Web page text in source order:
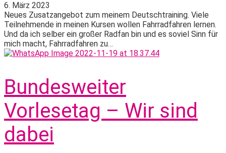
6. März 2023
Neues Zusatzangebot zum meinem Deutschtraining. Viele
Teilnehmende in meinen Kursen wollen Fahrradfahren lernen.
Und da ich selber ein großer Radfan bin und es soviel Sinn für
mich macht, Fahrradfahren zu…
Bundesweiter
Vorlesetag – Wir sind
dabei